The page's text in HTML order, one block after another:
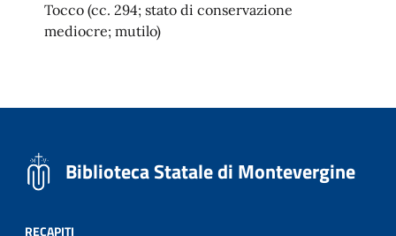
Tocco (cc. 294; stato di conservazione
mediocre; mutilo)
Biblioteca Statale di Montevergine
RECAPITI